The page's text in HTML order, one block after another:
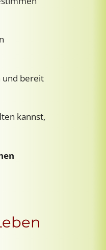
und bereit
kannst,